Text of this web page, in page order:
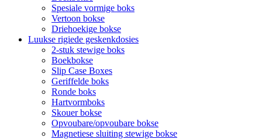
Spesiale vormige boks
Vertoon bokse
Driehoekige bokse
Luukse rigiede geskenkdosies
2-stuk stewige boks
Boekbokse
Slip Case Boxes
Geriffelde boks
Ronde boks
Hartvormboks
Skouer bokse
Opvoubare/opvoubare bokse
Magnetiese sluiting stewige bokse